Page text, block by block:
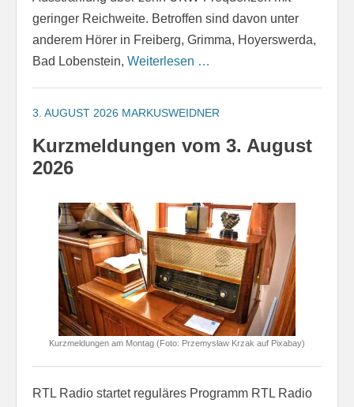
geringer Reichweite. Betroffen sind davon unter
anderem Hörer in Freiberg, Grimma, Hoyerswerda,
Bad Lobenstein, Weiterlesen …
3. AUGUST 2026 MARKUSWEIDNER
Kurzmeldungen vom 3. August
2026
Kurzmeldungen am Montag (Foto: Przemysław Krzak auf Pixabay)
RTL Radio startet reguläres Programm RTL Radio